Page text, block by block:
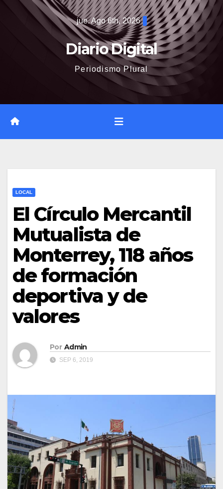
jue. Ago 6th, 2026
Diario Digital
Periodismo Plural
LOCAL
El Círculo Mercantil
Mutualista de
Monterrey, 118 años
de formación
deportiva y de
valores
Por Admin
SEP 6, 2019